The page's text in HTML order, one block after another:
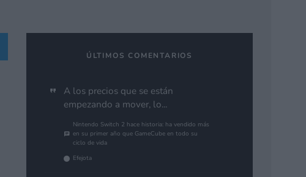
ÚLTIMOS COMENTARIOS
A los precios que se están
empezando a mover, lo...
Nintendo Switch 2 hace historia: ha vendido más
en su primer año que GameCube en todo su
ciclo de vida
Efejota